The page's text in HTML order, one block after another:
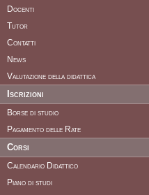
Docenti
Tutor
Contatti
News
Valutazione della didattica
Iscrizioni
Borse di studio
Pagamento delle Rate
Corsi
Calendario Didattico
Piano di studi